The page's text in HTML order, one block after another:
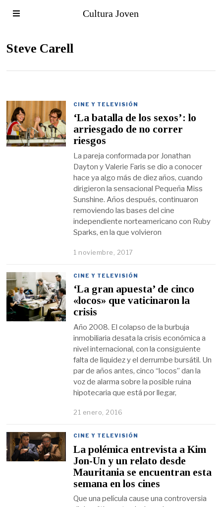
Cultura Joven
Steve Carell
CINE Y TELEVISIÓN
‘La batalla de los sexos’: lo
arriesgado de no correr
riesgos
La pareja conformada por Jonathan
Dayton y Valerie Faris se dio a conocer
hace ya algo más de diez años, cuando
dirigieron la sensacional Pequeña Miss
Sunshine. Años después, continuaron
removiendo las bases del cine
independiente norteamericano con Ruby
Sparks, en la que volvieron
1 noviembre, 2017
CINE Y TELEVISIÓN
‘La gran apuesta’ de cinco
«locos» que vaticinaron la
crisis
Año 2008. El colapso de la burbuja
inmobiliaria desata la crisis económica a
nivel internacional, con la consiguiente
falta de liquidez y el derrumbe bursátil. Un
par de años antes, cinco “locos” dan la
voz de alarma sobre la posible ruina
hipotecaria que está por llegar,
21 enero, 2016
CINE Y TELEVISIÓN
La polémica entrevista a Kim
Jon-Un y un relato desde
Mauritania se encuentran esta
semana en los cines
Que una película cause una controversia